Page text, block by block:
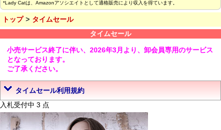
*Lady Catは、Amazonアソシエイトとして適格販売により収入を得ています。
トップ
タイムセール
タイムセール
小売サービス終了に伴い、2026年3月より、卸会員専用のサービス
となっております。
ご了承ください。
タイムセール利用規約
入札受付中 3 点